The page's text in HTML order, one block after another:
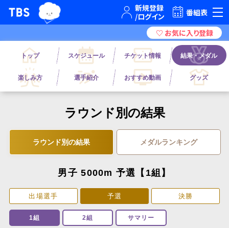
TBSテレビ｜ときめくときを。 番組表
トップ スケジュール チケット情報 結果・メダル
楽しみ方 選手紹介 おすすめ動画 グッズ
ラウンド別の結果
ラウンド別の結果 メダルランキング
男子 5000m 予選【1組】
出場選手 予選 決勝
1組 2組 サマリー